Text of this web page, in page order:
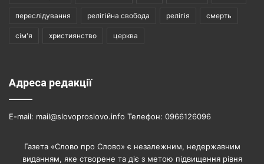
переслідування релігійна свобода релігія смерть
сім'я християнство церква
Адреса редакції
E-mail: mail@slovoproslovo.info Телефон: 0966126096
Газета «Слово про Слово» є незалежним, недержавним
виданням, яке створене та діє з метою підвищення рівня